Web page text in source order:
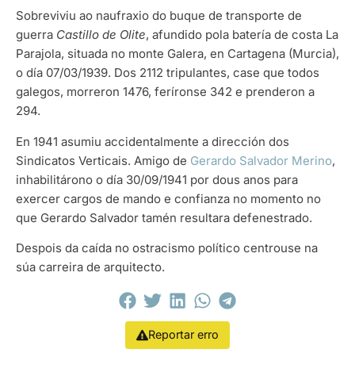
Sobreviviu ao naufraxio do buque de transporte de
guerra Castillo de Olite, afundido pola batería de costa La
Parajola, situada no monte Galera, en Cartagena (Murcia),
o día 07/03/1939. Dos 2112 tripulantes, case que todos
galegos, morreron 1476, feríronse 342 e prenderon a
294.
En 1941 asumiu accidentalmente a dirección dos
Sindicatos Verticais. Amigo de Gerardo Salvador Merino,
inhabilitárono o día 30/09/1941 por dous anos para
exercer cargos de mando e confianza no momento no
que Gerardo Salvador tamén resultara defenestrado.
Despois da caída no ostracismo político centrouse na
súa carreira de arquitecto.
Reportar erro